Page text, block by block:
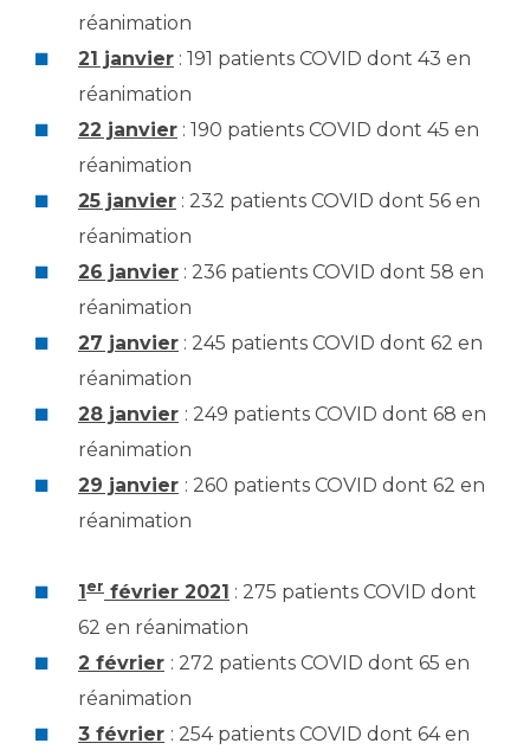
réanimation
21 janvier : 191 patients COVID dont 43 en
réanimation
22 janvier : 190 patients COVID dont 45 en
réanimation
25 janvier : 232 patients COVID dont 56 en
réanimation
26 janvier : 236 patients COVID dont 58 en
réanimation
27 janvier : 245 patients COVID dont 62 en
réanimation
28 janvier : 249 patients COVID dont 68 en
réanimation
29 janvier : 260 patients COVID dont 62 en
réanimation
1er février 2021 : 275 patients COVID dont
62 en réanimation
2 février : 272 patients COVID dont 65 en
réanimation
3 février : 254 patients COVID dont 64 en